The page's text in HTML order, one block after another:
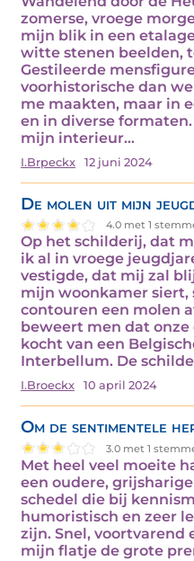
zomerse, vroege
mijn blik in een
witte stenen beelden,
Gestileerde
voorhistorische dan
me maakten, maar in
en in diverse
mijn interieur…
I.Brpeckx 12 juni 2024
De molen uit mijn
4.0 met 1
Op het schilderij, dat
ik al in vroege
vestigde, dat mij zal
mijn woonkamer siert,
contouren een molen
beweert men dat
kocht van een
Interbellum. De
I.Broeckx 10 april 2024
Om de sentimentele
3.0 met 1
Met heel veel moeite
een oudere,
schedel die bij
humoristisch en zeer
zijn. Snel, voortvarend
mijn flatje de grote